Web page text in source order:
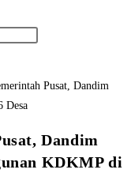
Dandim
KDKMP di